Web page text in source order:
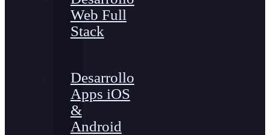
Web Full
Stack
Desarrollo
Apps iOS
&
Android